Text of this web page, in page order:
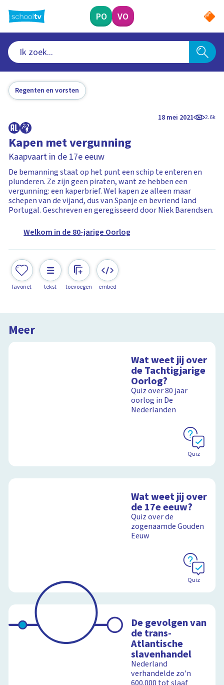
naar
hoofdinhoud
PO VO
Regenten en vorsten
18 mei 2021 2.6k
Kapen met vergunning
Kaapvaart in de 17e eeuw
De bemanning staat op het punt een schip te enteren en
plunderen. Ze zijn geen piraten, want ze hebben een
vergunning: een kaperbrief. Wel kapen ze alleen maar
schepen van de vijand, dus van Spanje en bevriend land
Portugal. Geschreven en geregisseerd door Niek Barendsen.
Welkom in de 80-jarige Oorlog
favoriet tekst toevoegen embed
Meer
Wat weet jij over
de Tachtigjarige
Oorlog?
Quiz over 80 jaar
oorlog in De
Nederlanden
Quiz
Wat weet jij over
de 17e eeuw?
Quiz over de
zogenaamde Gouden
Eeuw
Quiz
De gevolgen van
de trans-
Atlantische
slavenhandel
Nederland
verhandelde zo'n